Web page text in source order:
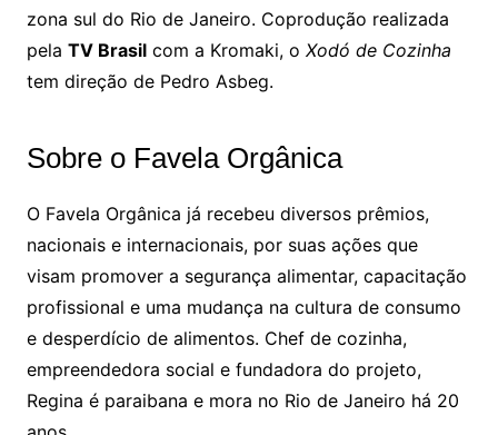
zona sul do Rio de Janeiro. Coprodução realizada
pela TV Brasilcom a Kromaki, o Xodó de Cozinha
tem direção de Pedro Asbeg.
Sobre o Favela Orgânica
O Favela Orgânica já recebeu diversos prêmios,
nacionais e internacionais, por suas ações que
visam promover a segurança alimentar, capacitação
profissional e uma mudança na cultura de consumo
e desperdício de alimentos. Chef de cozinha,
empreendedora social e fundadora do projeto,
Regina é paraibana e mora no Rio de Janeiro há 20